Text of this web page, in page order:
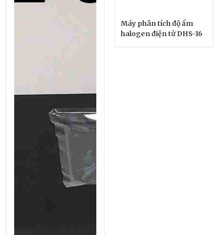
Máy phân tích độ ẩm
halogen điện tử DHS-16